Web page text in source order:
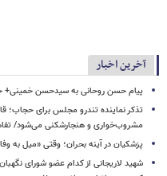
آخرین اخبار
پیام حسن روحانی به سیدحسن خمینی+
تذکر نماینده تندرو مجلس برای حجاب؛
مشروب‌خواری و هنجارشکنی می‌شود/
پزشکیان در آینه بحران؛ وقتی «میل به
شهید لاریجانی از کدام عضو شورای